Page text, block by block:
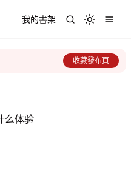
我的書架 Toggle
收藏發布頁